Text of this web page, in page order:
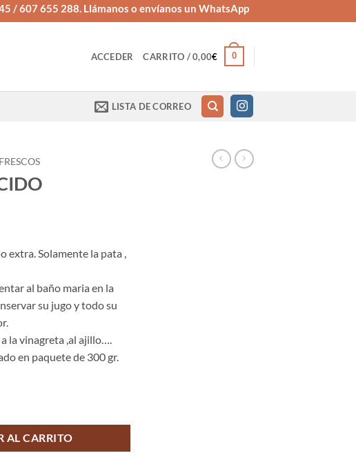
/ 607 655 288. Llámanos o envíanos un WhatsApp
ACCEDER CARRITO /0,00€ 0
LISTA DE CORREO
extra. Solamente la pata ,
al baño maria en la
su jugo y todo su
la vinagreta ,al ajillo….
en paquete de 300 gr.
AL CARRITO